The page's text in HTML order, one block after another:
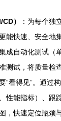
）
：为每个独
能快速、安全地
成自动化测试（
测试，将质量检
“看得见”。通过
性能指标）、跟
，快速定位瓶颈